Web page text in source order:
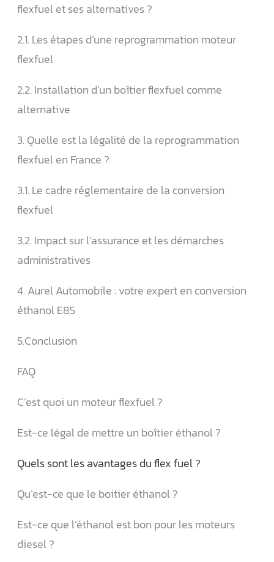
flexfuel et ses alternatives ?
2.1. Les étapes d’une reprogrammation moteur
flexfuel
2.2. Installation d’un boîtier flexfuel comme
alternative
3. Quelle est la légalité de la reprogrammation
flexfuel en France ?
3.1. Le cadre réglementaire de la conversion
flexfuel
3.2. Impact sur l’assurance et les démarches
administratives
4. Aurel Automobile : votre expert en conversion
éthanol E85
5.Conclusion
FAQ
C’est quoi un moteur flexfuel ?
Est-ce légal de mettre un boîtier éthanol ?
Quels sont les avantages du flex fuel ?
Qu’est-ce que le boitier éthanol ?
Est-ce que l’éthanol est bon pour les moteurs
diesel ?